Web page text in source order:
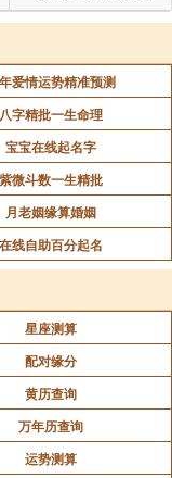
摆件的背景墙，
桃花运，不妨将
例如运用一些明
加活泼灵动。因
良好的氛围，这
石。在风水学理
展现形式，唯有
地发挥桃花运的
程中，每一个方
够切实提升整个
现效果。
了神秘色彩，又
是否完全相信风
的思考，都能给
旅途中，用心营
爱情运势精准预测
八字精批一生命理
宝宝在线起名字
紫微斗数一生精批
月老姻缘算婚姻
在线自助百分起名
星座测算
配对缘分
黄历查询
万年历查询
运势测算